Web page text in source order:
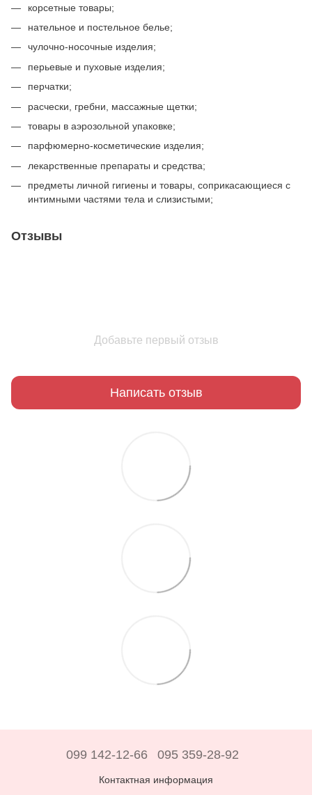
корсетные товары;
нательное и постельное белье;
чулочно-носочные изделия;
перьевые и пуховые изделия;
перчатки;
расчески, гребни, массажные щетки;
товары в аэрозольной упаковке;
парфюмерно-косметические изделия;
лекарственные препараты и средства;
предметы личной гигиены и товары, соприкасающиеся с
интимными частями тела и слизистыми;
Отзывы
Добавьте первый отзыв
Написать отзыв
099 142-12-66 095 359-28-92
Контактная информация